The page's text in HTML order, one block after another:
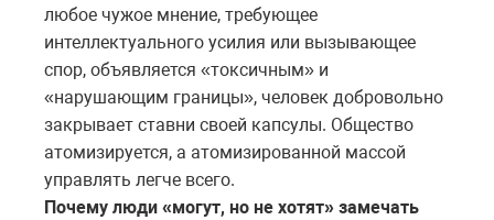
любое чужое мнение, требующее
интеллектуального усилия или вызывающее
спор, объявляется «токсичным» и
«нарушающим границы», человек добровольно
закрывает ставни своей капсулы. Общество
атомизируется, а атомизированной массой
управлять легче всего.
Почему люди «могут, но не хотят» замечать